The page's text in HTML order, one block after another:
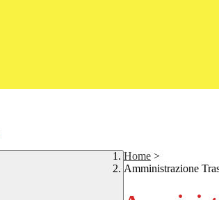
Home >
Amministrazione